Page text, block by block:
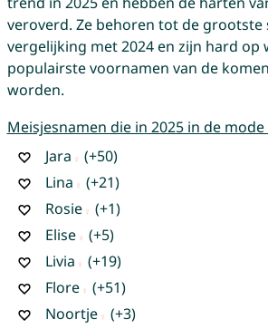
veroverd. Ze behoren tot de grootste
vergelijking met 2024 en zijn hard op
populairste voornamen van de
worden.
Meisjesnamen die in 2025 in de mode
Jara
(+50)
Lina
(+21)
Rosie
(+1)
Elise
(+5)
Livia
(+19)
Flore
(+51)
Noortje
(+3)